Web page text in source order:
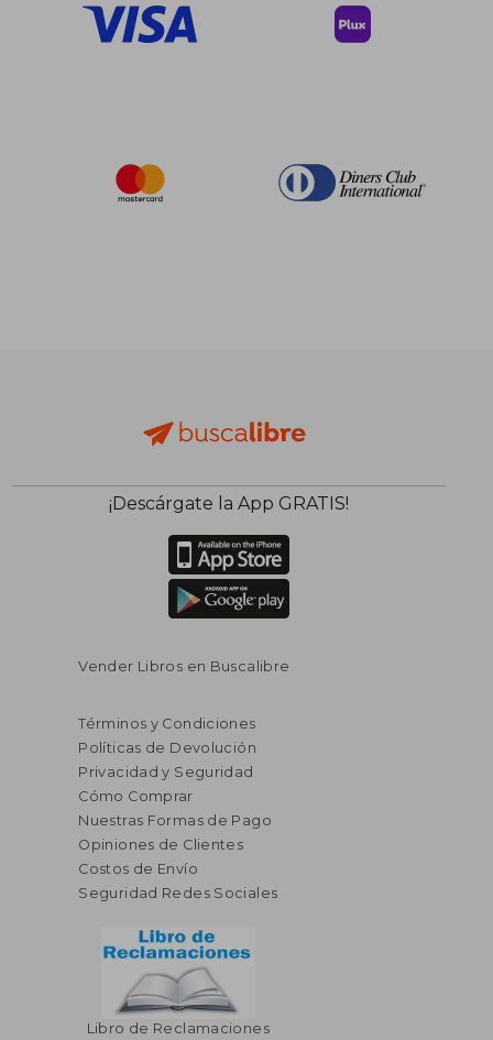
¡Descárgate la App GRATIS!
Vender Libros en Buscalibre
Términos y Condiciones
Políticas de Devolución
Privacidad y Seguridad
Cómo Comprar
Nuestras Formas de Pago
Opiniones de Clientes
Costos de Envío
Seguridad Redes Sociales
Libro de Reclamaciones